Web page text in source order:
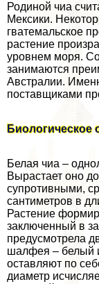
Родиной чиа
Мексики.
гватемальское
растение
уровнем моря.
занимаются
Австралии.
поставщиками
Биологическое
Белая чиа –
Вырастает оно
супротивными,
сантиметров в
Растение
заключенный в
предусмотрела
шалфея – белый
оставляют по
диаметр